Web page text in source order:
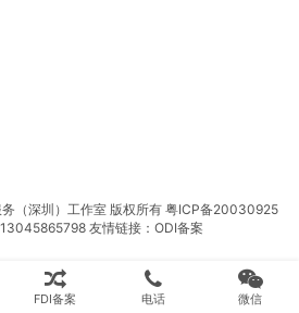
（深圳）工作室 版权所有 粤ICP备20030925
友情链接： ODI备案
FDI备案 电话 微信